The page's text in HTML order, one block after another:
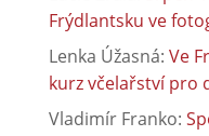
Frýdlantsku ve
Lenka Úžasná: Ve
kurz včelařství pro
Vladimír Franko: